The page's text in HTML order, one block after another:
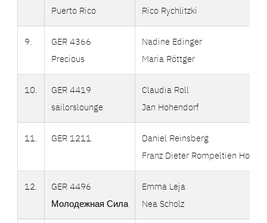
Puerto Rico
Rico Rychlitzki
9.
GER 4366
Precious
Nadine Edinger
Maria Röttger
10.
GER 4419
sailorslounge
Claudia Roll
Jan Hohendorf
11. GER 1211
Daniel Reinsberg
Franz Dieter Rompeltien
12.
GER 4496
Молодежная Сила
Emma Leja
Nea Scholz